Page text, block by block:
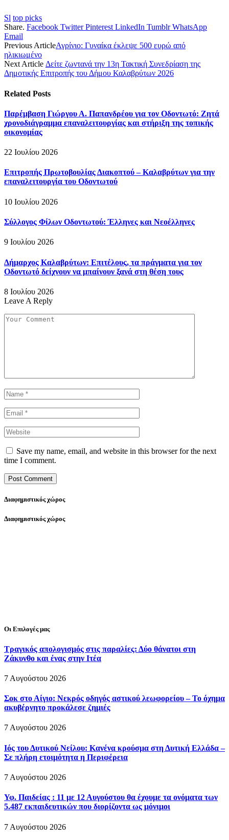
Sl top picks
Share. Facebook Twitter Pinterest LinkedIn Tumblr WhatsApp
Email
Previous ArticleΑγρίνιο: Γυναίκα έκλεψε 500 ευρώ από
ηλικιωμένο
Next Article Δείτε ζωντανά την 13η Τακτική Συνεδρίαση της
Δημοτικής Επιτροπής του Δήμου Καλαβρύτων 2026
Related Posts
Παρέμβαση Γιώργου Α. Παπανδρέου για τον Οδοντωτό: Ζητά
χρονοδιάγραμμα επαναλειτουργίας και στήριξη της τοπικής
οικονομίας
22 Ιουλίου 2026
Επιτροπής Πρωτοβουλίας Διακοπτού – Καλαβρύτων για την
επαναλειτουργία του Οδοντωτού
10 Ιουλίου 2026
Σύλλογος Φίλων Οδοντωτού: Έλληνες και Νεοέλληνες
9 Ιουλίου 2026
Δήμαρχος Καλαβρύτων: Επιτέλους, τα πράγματα για τον
Οδοντωτό δείχνουν να μπαίνουν ξανά στη θέση τους
8 Ιουλίου 2026
Leave A Reply
Save my name, email, and website in this browser for the next
time I comment.
Διαφημιστικός χώρος
Διαφημιστικός χώρος
Οι Επιλογές μας
Τραγικός απολογισμός στις παραλίες: Δύο θάνατοι στη
Ζάκυνθο και ένας στην Ιτέα
7 Αυγούστου 2026
Σοκ στο Αίγιο: Νεκρός οδηγός αστικού λεωφορείου – Το όχημα
ακυβέρνητο προκάλεσε ζημιές
7 Αυγούστου 2026
Ιός του Δυτικού Νείλου: Κανένα κρούσμα στη Δυτική Ελλάδα –
Σε πλήρη ετοιμότητα η Περιφέρεια
7 Αυγούστου 2026
Υφ. Παιδείας : 11 με 12 Αυγούστου θα έχουμε τα ονόματα των
5.487 εκπαιδευτικών που διορίζοντα ως μόνιμοι
7 Αυγούστου 2026